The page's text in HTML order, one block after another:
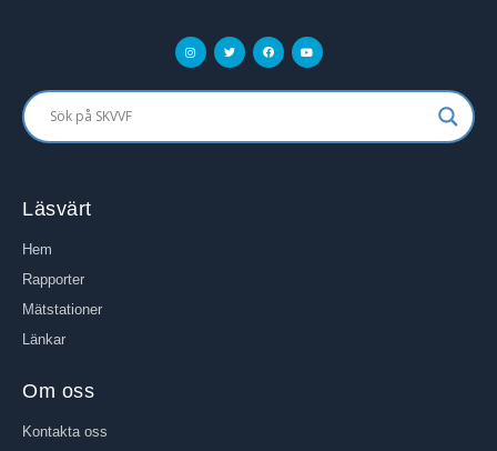
Läsvärt
Hem
Rapporter
Mätstationer
Länkar
Om oss
Kontakta oss